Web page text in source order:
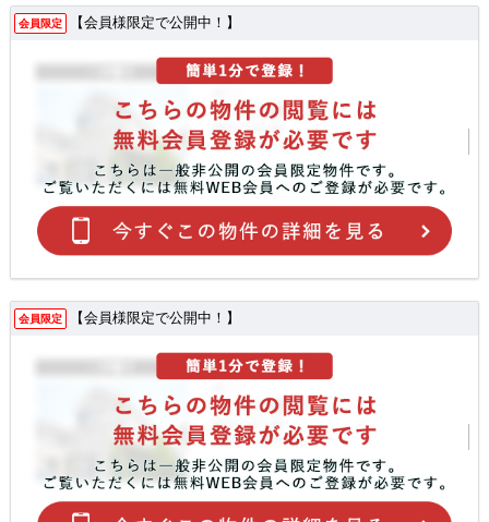
会員限定 【会員様限定で公開中！】
会員限定 【会員様限定で公開中！】